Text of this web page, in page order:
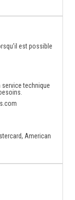
est possible
technique
American